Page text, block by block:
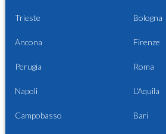
Trieste Bologna
Ancona Firenze
Perugia Roma
Napoli L'Aquila
Campobasso Bari